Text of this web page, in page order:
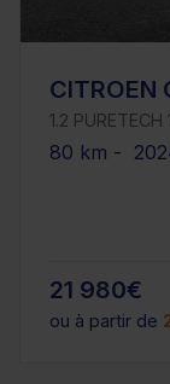
CITROEN
1.2
80 km -
21 980€
ou à partir de